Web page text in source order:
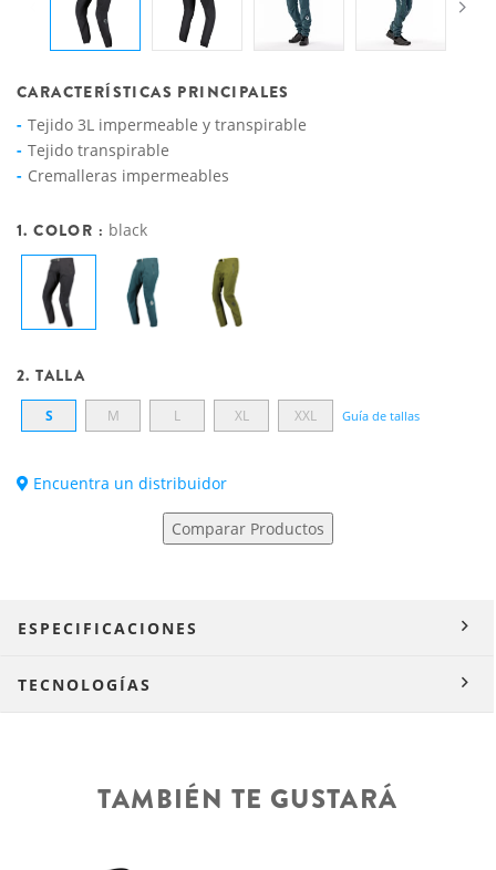
CARACTERÍSTICAS PRINCIPALES
Tejido 3L impermeable y transpirable
Tejido transpirable
Cremalleras impermeables
1. COLOR : black
2. TALLA
S M L XL XXL Guía de tallas
Encuentra un distribuidor
Comparar Productos
ESPECIFICACIONES
TECNOLOGÍAS
TAMBIÉN TE GUSTARÁ